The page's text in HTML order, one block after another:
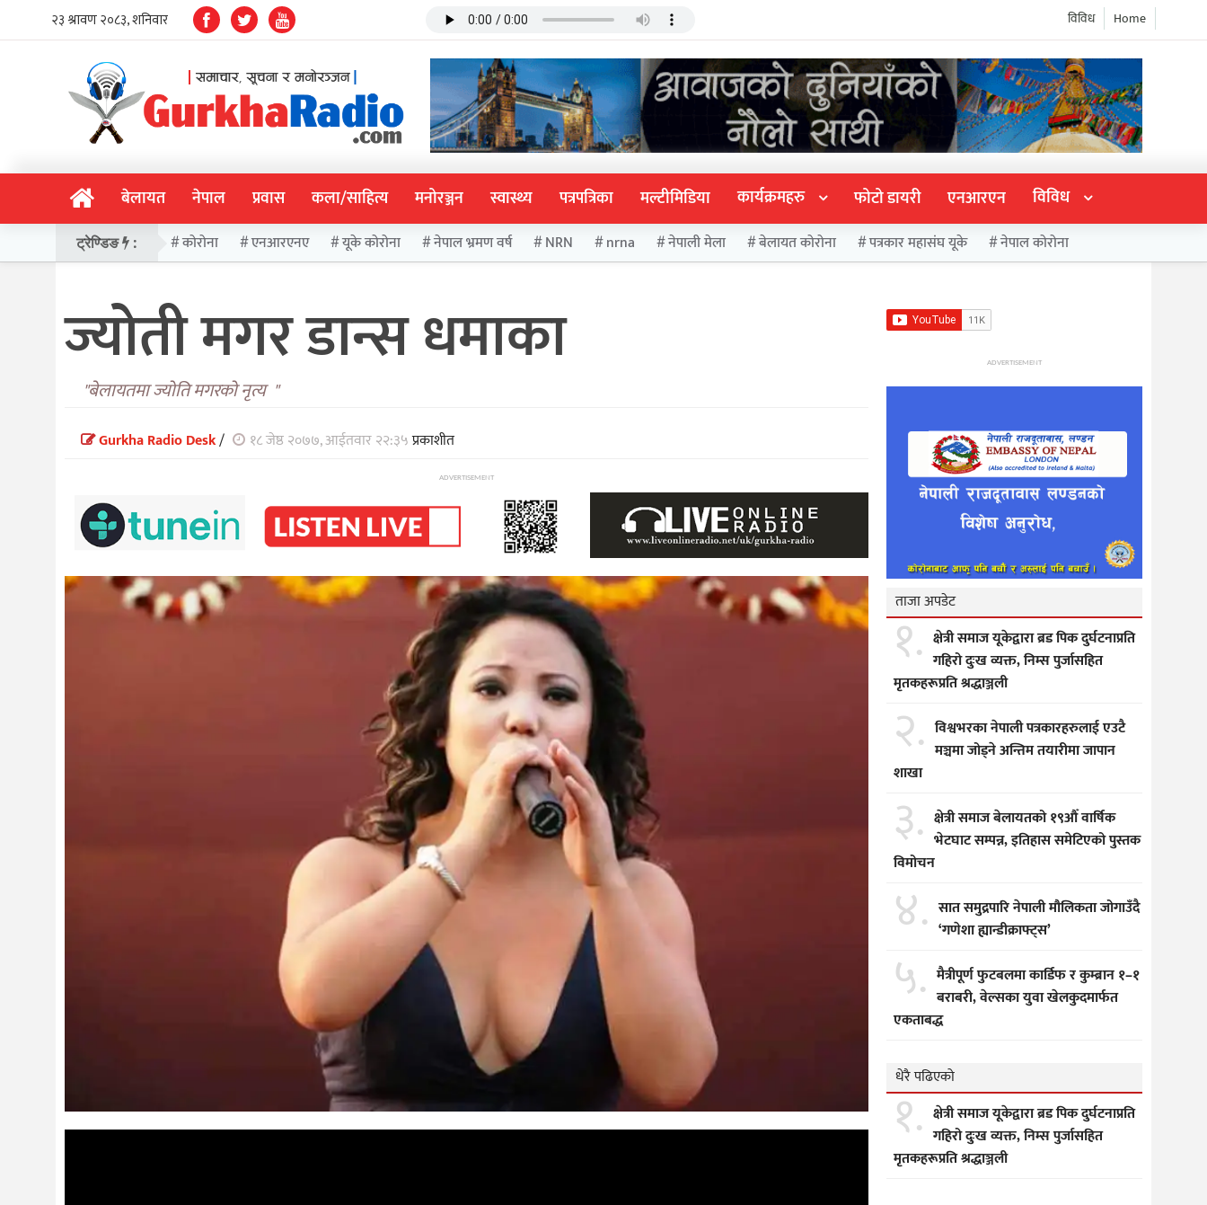
Home
विविध
बेलायत नेपाल प्रवास कला/साहित्य मनोरञ्जन स्वास्थ्य पत्रपत्रिका मल्टीमिडिया कार्यक्रमहरु फोटो डायरी एनआरएन विविध
ट्रेण्डिङ : कोरोना एनआरएनए यूके कोरोना नेपाल भ्रमण वर्ष NRN nrna नेपाली मेला बेलायत कोरोना पत्रकार महासंघ यूके नेपाल कोरोना
ज्योती मगर डान्स धमाका
"बेलायतमा ज्योति मगरको नृत्य "
Gurkha Radio Desk/ १८ जेष्ठ २०७७, आईतवार २२:३५प्रकाशीत
ADVERTISEMENT
ADVERTISEMENT
ताजा अपडेट
१. क्षेत्री समाज यूकेद्वारा ब्रड पिक दुर्घटनाप्रति
गहिरो दुःख व्यक्त, निम्स पुर्जासहित
मृतकहरूप्रति श्रद्धाञ्जली
२. विश्वभरका नेपाली पत्रकारहरुलाई एउटै
मञ्चमा जोड्ने अन्तिम तयारीमा जापान
शाखा
३. क्षेत्री समाज बेलायतको १९औँ वार्षिक
भेटघाट सम्पन्न, इतिहास समेटिएको पुस्तक
विमोचन
४. सात समुद्रपारि नेपाली मौलिकता जोगाउँदै
‘गणेशा ह्यान्डीक्राफ्ट्स’
५. मैत्रीपूर्ण फुटबलमा कार्डिफ र कुम्ब्रान १–१
बराबरी, वेल्सका युवा खेलकुदमार्फत
एकताबद्ध
धेरै पढिएको
१. क्षेत्री समाज यूकेद्वारा ब्रड पिक दुर्घटनाप्रति
गहिरो दुःख व्यक्त, निम्स पुर्जासहित
मृतकहरूप्रति श्रद्धाञ्जली